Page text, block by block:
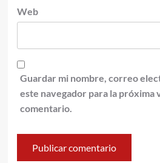
Web
Guardar mi nombre, correo
este navegador para la próxima
comentario.